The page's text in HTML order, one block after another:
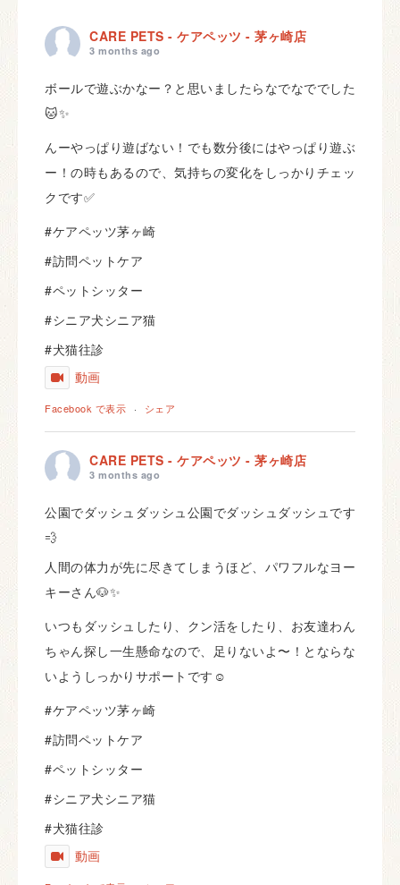
CARE PETS - ケアペッツ - 茅ヶ崎店
3 months ago
ボールで遊ぶかなー？と思いましたらなでなででした
🐱✨
んーやっぱり遊ばない！でも数分後にはやっぱり遊ぶ
ー！の時もあるので、気持ちの変化をしっかりチェッ
クです✅
#ケアペッツ茅ヶ崎
#訪問ペットケア
#ペットシッター
#シニア犬シニア猫
#犬猫往診
動画
Facebook で表示 · シェア
CARE PETS - ケアペッツ - 茅ヶ崎店
3 months ago
公園でダッシュダッシュ公園でダッシュダッシュです
💨
人間の体力が先に尽きてしまうほど、パワフルなヨー
キーさん🐶✨
いつもダッシュしたり、クン活をしたり、お友達わん
ちゃん探し一生懸命なので、足りないよ〜！とならな
いようしっかりサポートです☺️
#ケアペッツ茅ヶ崎
#訪問ペットケア
#ペットシッター
#シニア犬シニア猫
#犬猫往診
動画